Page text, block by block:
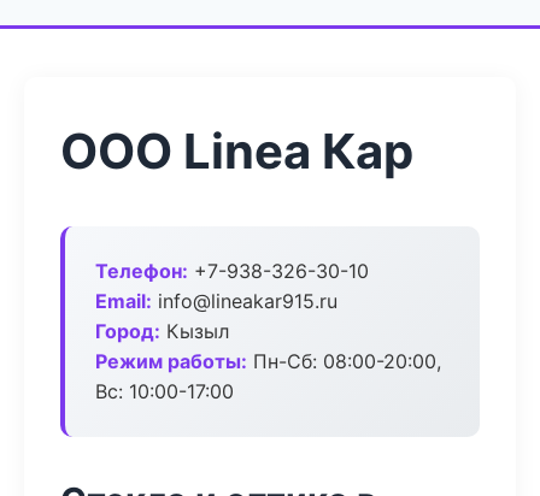
ООО Linea Кар
Телефон: +7-938-326-30-10
Email: info@lineakar915.ru
Город: Кызыл
Режим работы: Пн-Сб: 08:00-20:00,
Вс: 10:00-17:00